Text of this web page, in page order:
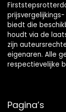
biedt die
houdt via de
zijn
eigenaren. Alle
respectievelijke
Pagina’s